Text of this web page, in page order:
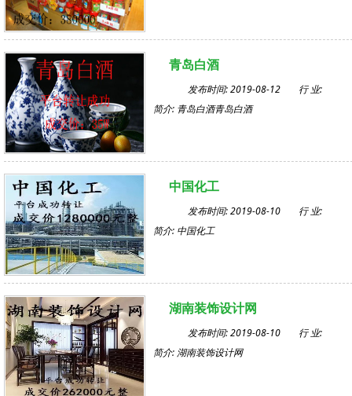
青岛白酒
发布时间: 2019-08-12
行 业:
简介: 青岛白酒青岛白酒
中国化工
发布时间: 2019-08-10
行 业:
简介: 中国化工
湖南装饰设计网
发布时间: 2019-08-10
行 业:
简介: 湖南装饰设计网